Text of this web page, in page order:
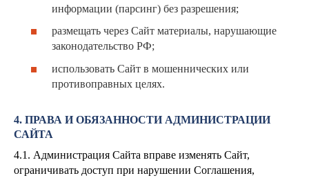
информации (парсинг) без разрешения;
размещать через Сайт материалы, нарушающие
законодательство РФ;
использовать Сайт в мошеннических или
противоправных целях.
4. ПРАВА И ОБЯЗАННОСТИ АДМИНИСТРАЦИИ
САЙТА
4.1. Администрация Сайта вправе изменять Сайт,
ограничивать доступ при нарушении Соглашения,